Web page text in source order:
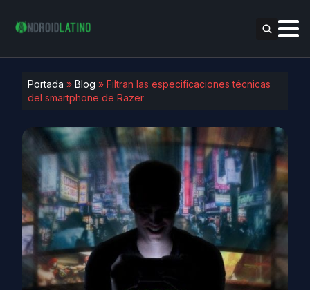
Portada » Blog » Filtran las especificaciones técnicas
del smartphone de Razer